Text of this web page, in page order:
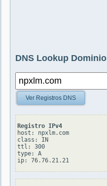
DNS Lookup Dominio
Ver Registros DNS
Registro IPv4
host: npxlm.com
class: IN
ttl: 300
type: A